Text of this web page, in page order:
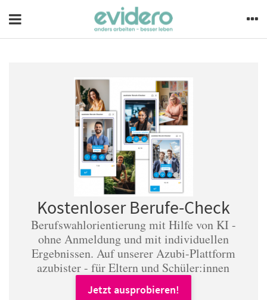
Kostenloser Berufe-Check
Berufswahlorientierung mit Hilfe von KI -
ohne Anmeldung und mit individuellen
Ergebnissen. Auf unserer Azubi-Plattform
azubister - für Eltern und Schüler:innen
Jetzt ausprobieren!